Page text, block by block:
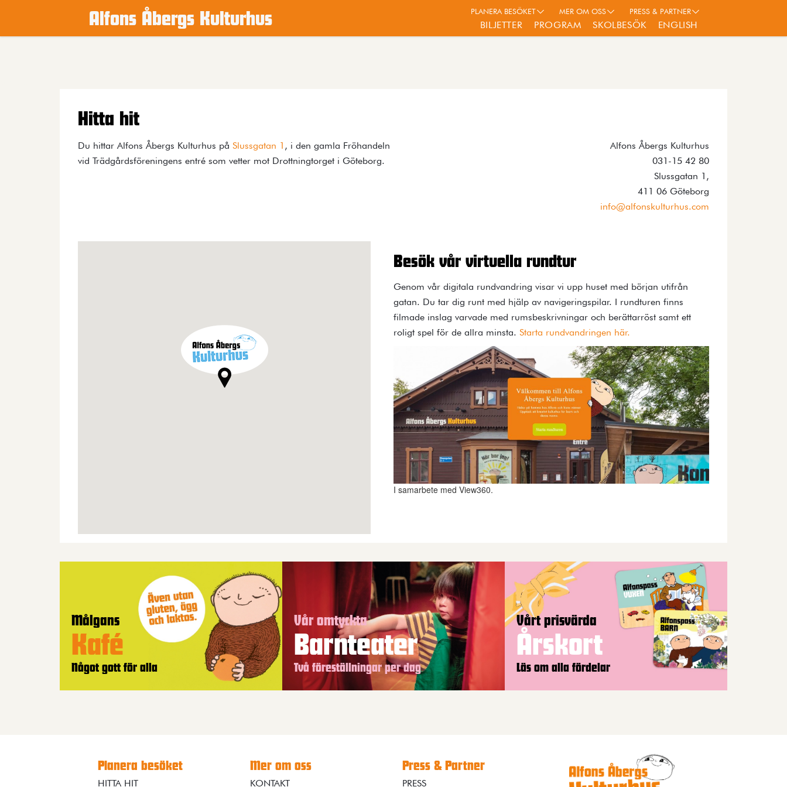
Alfons Åbergs Kulturhus BILJETTER PROGRAM SKOLBESÖK ENGLISH
PLANERA BESÖKET MER OM OSS PRESS & PARTNER
Hitta hit
Du hittar Alfons Åbergs Kulturhus på Slussgatan 1 , i den gamla Fröhandeln
vid Trädgårdsföreningens entré som vetter mot Drottningtorget i Göteborg.
Alfons Åbergs Kulturhus
031-15 42 80
Slussgatan 1,
411 06 Göteborg
info@alfonskulturhus.com
Besök vår virtuella rundtur
Genom vår digitala rundvandring visar vi upp huset med början utifrån
gatan. Du tar dig runt med hjälp av navigeringspilar. I rundturen finns
filmade inslag varvade med rumsbeskrivningar och berättarröst samt ett
roligt spel för de allra minsta. Starta rundvandringen här.
I samarbete med View360.
Målgans
Kafé
Något gott för alla
Vår omtyckta
Barnteater
Två föreställningar per dag
Vårt prisvärda
Årskort
Läs om alla fördelar
Planera besöket
HITTA HIT
Mer om oss
KONTAKT
Press & Partner
PRESS